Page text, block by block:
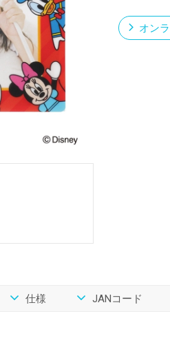
オン
仕様 JANコード